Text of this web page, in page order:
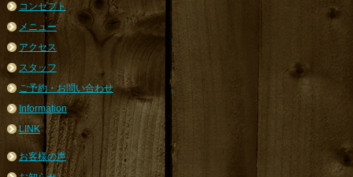
コンセプト
メニュー
アクセス
スタッフ
ご予約・お問い合わせ
Information
LINK
お客様の声